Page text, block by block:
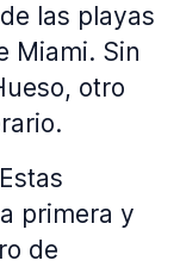
las playas
Miami. Sin
otro
primera y
de